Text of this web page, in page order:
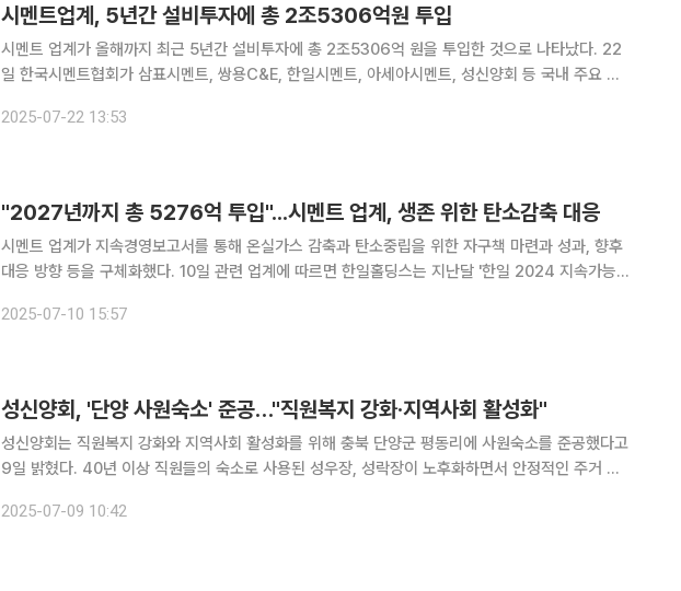
시멘트업계, 5년간 설비투자에 총 2조5306억원 투입
시멘트 업계가 올해까지 최근 5년간 설비투자에 총 2조5306억 원을 투입한 것으로 나타났다. 22
일 한국시멘트협회가 삼표시멘트, 쌍용C&E, 한일시멘트, 아세아시멘트, 성신양회 등 국내 주요 시
들은 올해 설비투자에 약 5141억 원을 투입한다.
2025-07-22 13:53
"2027년까지 총 5276억 투입"...시멘트 업계, 생존 위한 탄소감축 대응
시멘트 업계가 지속경영보고서를 통해 온실가스 감축과 탄소중립을 위한 자구책 마련과 성과, 향후
대응 방향 등을 구체화했다. 10일 관련 업계에 따르면 한일홀딩스는 지난달 '한일 2024 지속가능경
성과와 중장기 방향성을 담았다. 기후변화 대응과 함께 △순환경제
2025-07-10 15:57
성신양회, '단양 사원숙소' 준공…"직원복지 강화·지역사회 활성화"
성신양회는 직원복지 강화와 지역사회 활성화를 위해 충북 단양군 평동리에 사원숙소를 준공했다고
9일 밝혔다. 40년 이상 직원들의 숙소로 사용된 성우장, 성락장이 노후화하면서 안정적인 주거 공
로 회사 측은 기대하고 있다.
2025-07-09 10:42